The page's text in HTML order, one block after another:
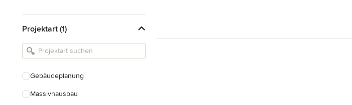
Landschaftsarchitekten
Armaturen & Sanitärbedarf
Einbauschränke
Projektart (1)
Gebäudeplanung
Massivhausbau